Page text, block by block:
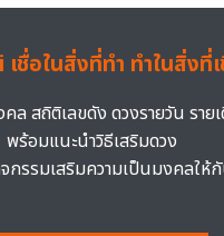
ชื่อในสิ่งที่ทำ ทำในสิ่งที่
คล สถิติเลขดัง ดวงรายวัน ราย
พร้อมแนะนำวิธีเสริมดวง
กรรมเสริมความเป็นมงคลให้